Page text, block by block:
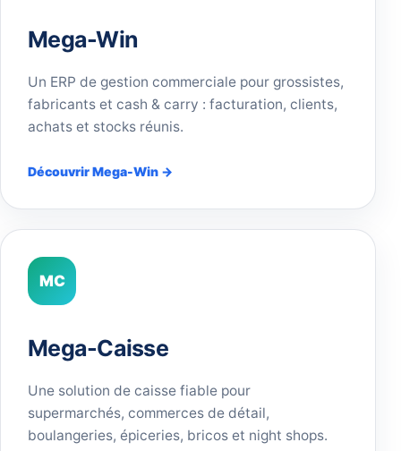
Mega-Win
Un ERP de gestion commerciale pour grossistes,
fabricants et cash & carry : facturation, clients,
achats et stocks réunis.
Découvrir Mega-Win →
MC
Mega-Caisse
Une solution de caisse fiable pour
supermarchés, commerces de détail,
boulangeries, épiceries, bricos et night shops.